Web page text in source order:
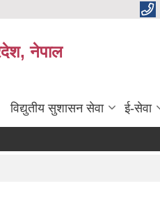
नेपाल
विद्य‍ुतीय सुशासन सेवा ई-सेवा